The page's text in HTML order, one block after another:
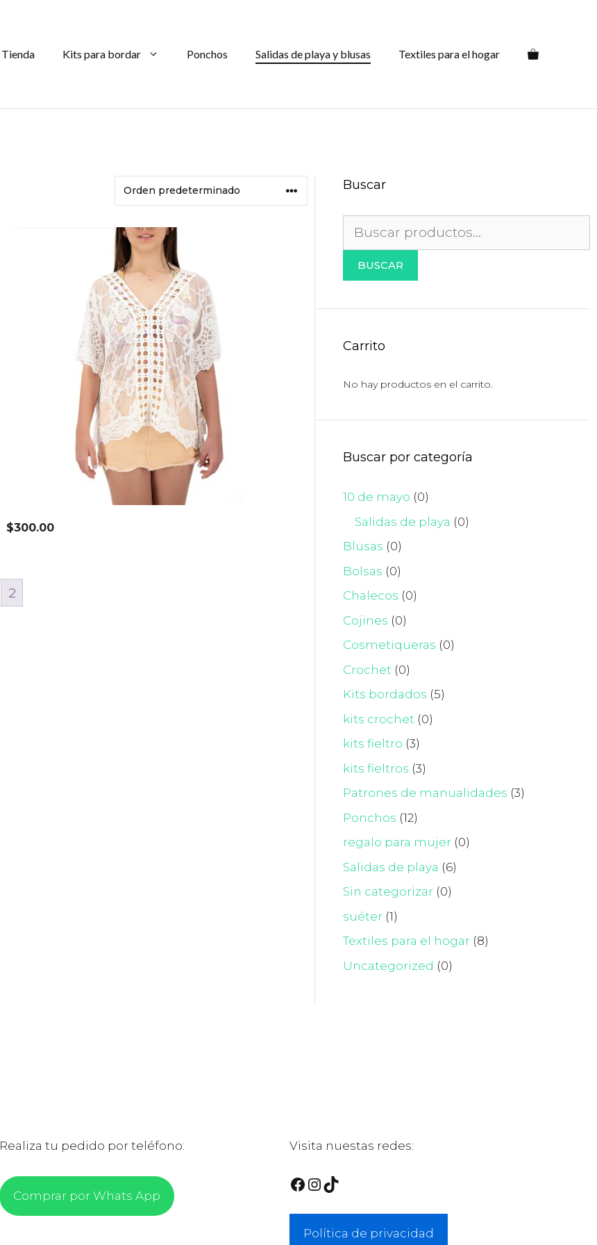
Tienda Kits para bordar Ponchos Salidas de playa y blusas Textiles para el hogar
$300.00
2
Buscar
BUSCAR
Carrito
No hay productos en el carrito.
Buscar por categoría
10 de mayo (0)
Salidas de playa (0)
Blusas (0)
Bolsas (0)
Chalecos (0)
Cojines (0)
Cosmetiqueras (0)
Crochet (0)
Kits bordados (5)
kits crochet (0)
kits fieltro (3)
kits fieltros (3)
Patrones de manualidades (3)
Ponchos (12)
regalo para mujer (0)
Salidas de playa (6)
Sin categorizar (0)
suéter (1)
Textiles para el hogar (8)
Uncategorized (0)
Realiza tu pedido por teléfono:
Comprar por Whats App
Visita nuestas redes:
Facebook
Instagram
TikTok
Política de privacidad